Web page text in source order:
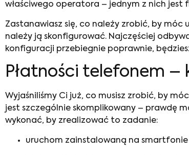
właściwego operatora – jednym z nich jest
Zastanawiasz się, co należy zrobić, by
należy ją skonfigurować. Najczęściej
konfiguracji przebiegnie poprawnie,
Płatności telefonem –
Wyjaśniliśmy Ci już, co musisz zrobić, by
jest szczególnie skomplikowany – prawdę
wykonać, by zrealizować to zadanie:
uruchom zainstalowaną na